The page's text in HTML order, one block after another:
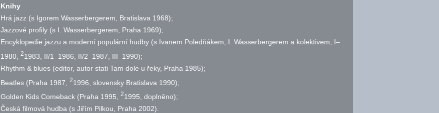
Knihy
Hrá jazz (s Igorem Wasserbergerem, Bratislava 1968);
Jazzové profily (s I. Wasserbergerem, Praha 1969);
Encyklopedie jazzu a moderní populární hudby (s Ivanem Poledňákem, I. Wasserbergerem a kolektivem, I–
1980,
21983, II/1–1986, II/2–1987, III–1990);
Rhythm & blues (editor, autor stati Tam dole u řeky, Praha 1985);
Beatles (Praha 1987,
21996, slovensky Bratislava 1990);
Golden Kids Comeback (Praha 1995,
21995, doplněno);
Česká filmová hudba (s Jiřím Pilkou, Praha 2002).